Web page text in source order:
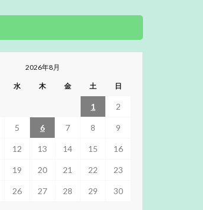
2026年8月
水 木 金 土 日
1 2
5 6 7 8 9
12 13 14 15 16
19 20 21 22 23
26 27 28 29 30